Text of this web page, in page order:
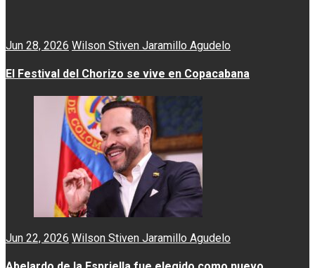
Jun 28, 2026 Wilson Stiven Jaramillo Agudelo
El Festival del Chorizo se vive en Copacabana
Jun 22, 2026 Wilson Stiven Jaramillo Agudelo